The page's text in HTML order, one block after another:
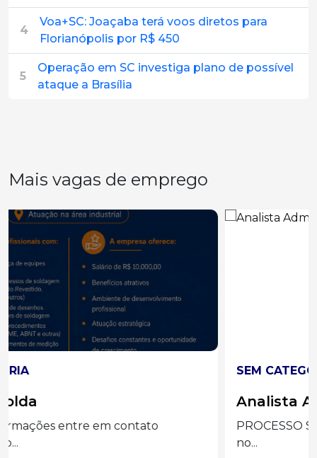
4
Voa+SC: Joaçaba terá voos diretos para
Florianópolis por R$ 450
5
Operação em SC investiga plano de possível
ataque a Brasília
Mais vagas de emprego
SEM CATEGORIA
Analista Administrativo I
PROCESSO SELETIVO nº 343/26 Siga o Eder Luiz